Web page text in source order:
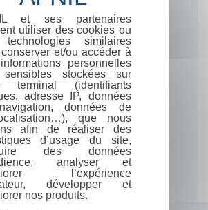
et ses partenaires
utiliser des cookies ou
similaires
et/ou accéder à
personnelles
stockées sur
terminal (identifiants
adresse IP, données
données de
que nous
afin de réaliser des
d’usage du site,
des données
analyser et
l’expérience
développer et
nos produits.